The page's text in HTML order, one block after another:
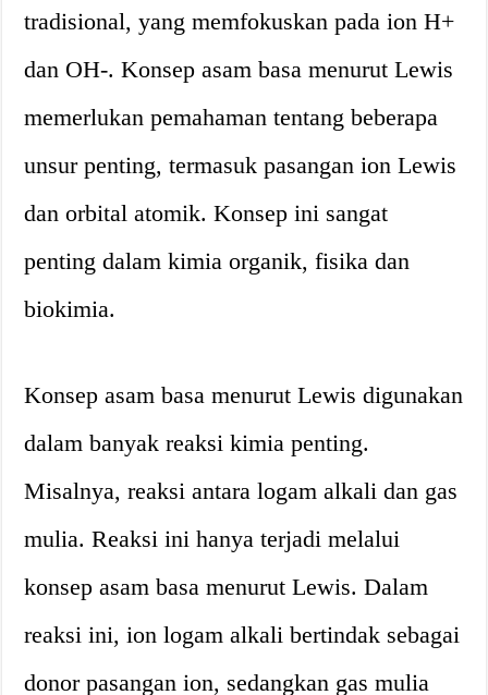
tradisional, yang memfokuskan pada ion H+
dan OH-. Konsep asam basa menurut Lewis
memerlukan pemahaman tentang beberapa
unsur penting, termasuk pasangan ion Lewis
dan orbital atomik. Konsep ini sangat
penting dalam kimia organik, fisika dan
biokimia.
Konsep asam basa menurut Lewis digunakan
dalam banyak reaksi kimia penting.
Misalnya, reaksi antara logam alkali dan gas
mulia. Reaksi ini hanya terjadi melalui
konsep asam basa menurut Lewis. Dalam
reaksi ini, ion logam alkali bertindak sebagai
donor pasangan ion, sedangkan gas mulia